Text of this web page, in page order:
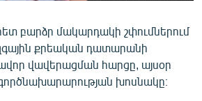
բարձր մակարդակի շփումներում
քրեական դատարանի
վավերացման հարցը, այսօր
խոսնակը։